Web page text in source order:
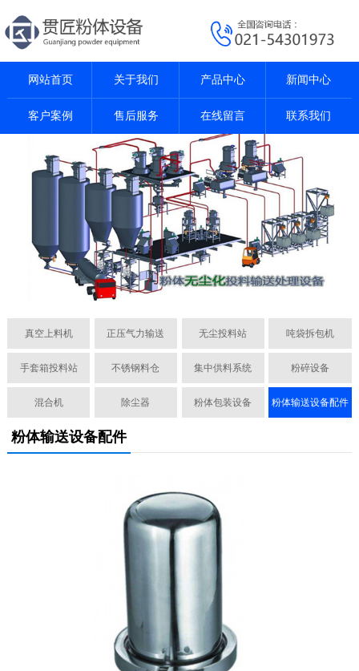
网站首页 关于我们 产品中心 新闻中心
客户案例 售后服务 在线留言 联系我们
真空上料机 正压气力输送 无尘投料站 吨袋拆包机
手套箱投料站 不锈钢料仓 集中供料系统 粉碎设备
混合机 除尘器 粉体包装设备 粉体输送设备配件
粉体输送设备配件